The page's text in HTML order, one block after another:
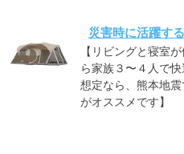
災害時に活躍す
【リビングと寝室
ら家族３〜４人で
想定なら、熊本地
がオススメです】